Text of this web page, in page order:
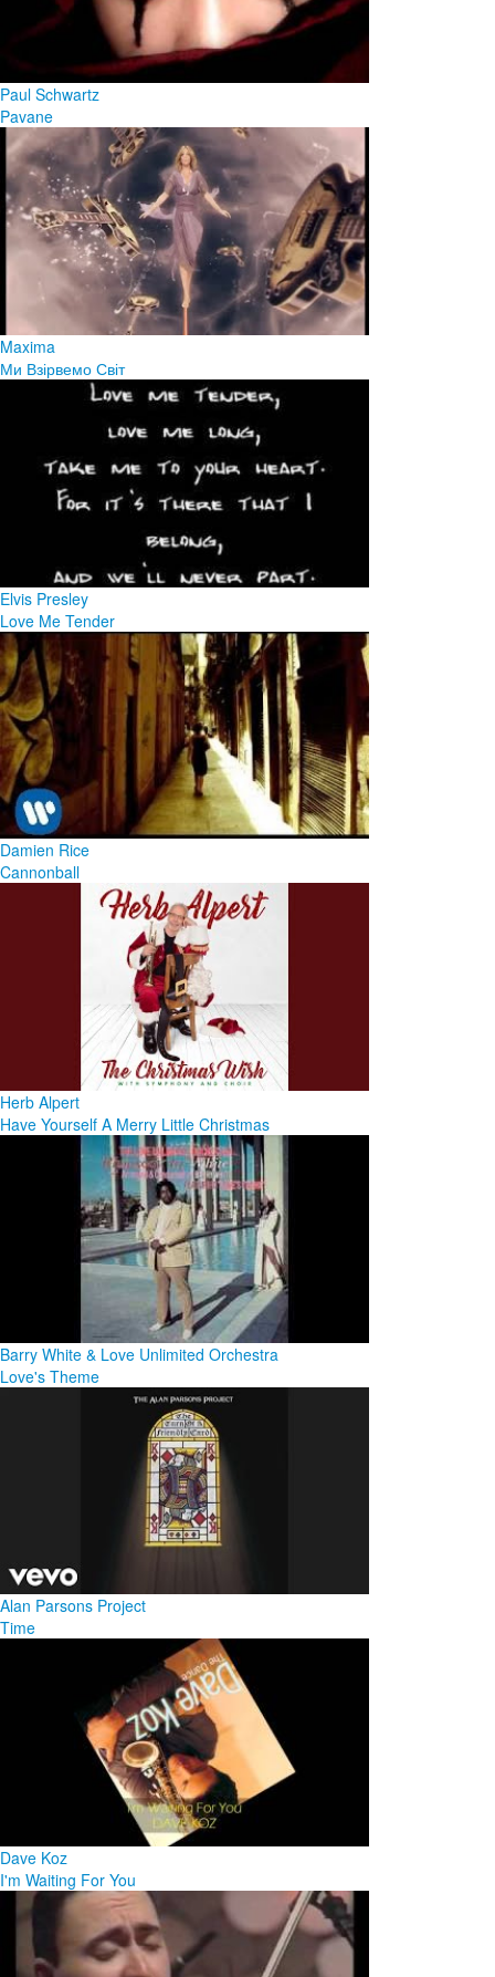
Paul Schwartz
Pavane
Maxima
Ми Взірвемо Світ
Elvis Presley
Love Me Tender
Damien Rice
Cannonball
Herb Alpert
Have Yourself A Merry Little Christmas
Barry White & Love Unlimited Orchestra
Love's Theme
Alan Parsons Project
Time
Dave Koz
I'm Waiting For You